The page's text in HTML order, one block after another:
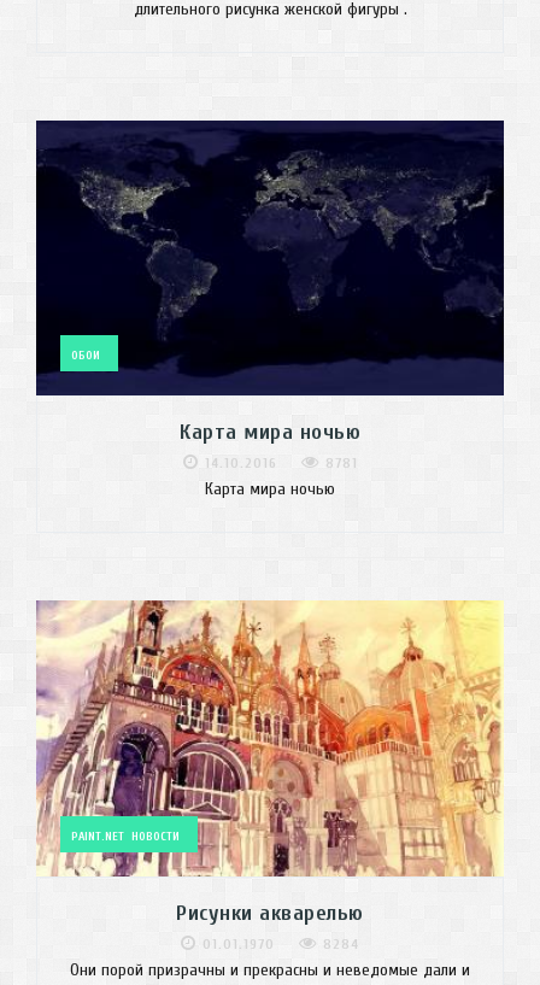
длительного рисунка женской фигуры .
ОБОИ
Карта мира ночью
14.10.2016 8781
Карта мира ночью
PAINT.NET НОВОСТИ
Рисунки акварелью
01.01.1970 8284
Они порой призрачны и прекрасны и неведомые дали и